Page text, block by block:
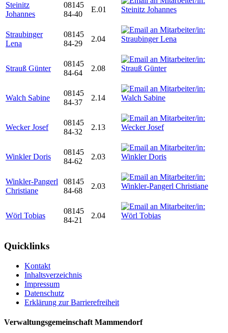
Steinitz
Johannes
08145
84-40
E.01
Straubinger
Lena
08145
84-29
2.04
Strauß Günter
08145
84-64
2.08
Walch Sabine
08145
84-37
2.14
Wecker Josef
08145
84-32
2.13
Winkler Doris
08145
84-62
2.03
Winkler-Pangerl
Christiane
08145
84-68
2.03
Wörl Tobias
08145
84-21
2.04
Quicklinks
Kontakt
Inhaltsverzeichnis
Impressum
Datenschutz
Erklärung zur Barrierefreiheit
Verwaltungsgemeinschaft Mammendorf